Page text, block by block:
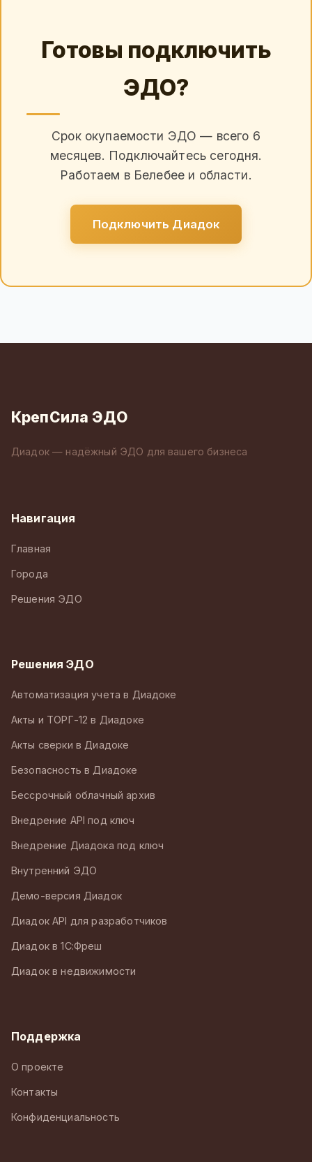
Готовы подключить
ЭДО?
Срок окупаемости ЭДО — всего 6
месяцев. Подключайтесь сегодня.
Работаем в Белебее и области.
Подключить Диадок
КрепСила ЭДО
Диадок — надёжный ЭДО для вашего бизнеса
Навигация
Главная
Города
Решения ЭДО
Решения ЭДО
Автоматизация учета в Диадоке
Акты и ТОРГ-12 в Диадоке
Акты сверки в Диадоке
Безопасность в Диадоке
Бессрочный облачный архив
Внедрение API под ключ
Внедрение Диадока под ключ
Внутренний ЭДО
Демо-версия Диадок
Диадок API для разработчиков
Диадок в 1С:Фреш
Диадок в недвижимости
Поддержка
О проекте
Контакты
Конфиденциальность